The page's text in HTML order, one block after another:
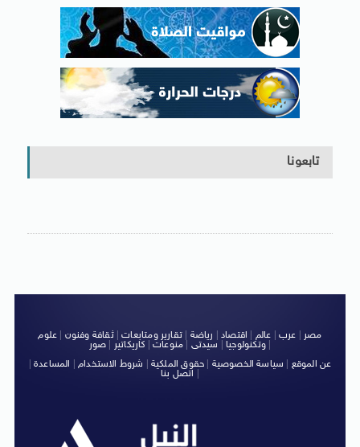
تابعونا
مصر عرب عالم اقتصاد رياضة |تقارير ومتابعات|ثقافة وفنون
علوم
وتكنولوجيا| سيدتى منوعات كاريكاتير صور
|
عن الموقع
سياسة الخصوصية حقوق الملكية شروط الاستخدام| المساعدة|
اتصل بنا